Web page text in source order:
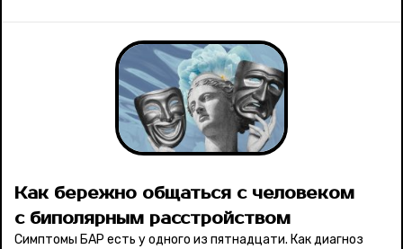
Как бережно общаться с человеком
с биполярным расстройством
Симптомы БАР есть у одного из пятнадцати. Как диагноз